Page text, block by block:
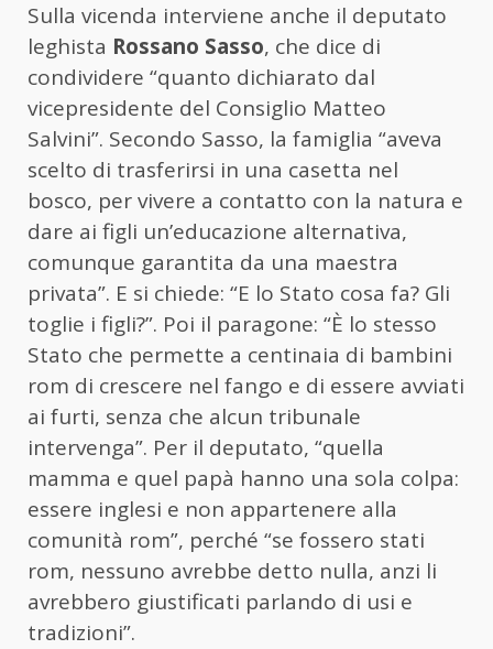
Sulla vicenda interviene anche il deputato
leghista Rossano Sasso, che dice di
condividere “quanto dichiarato dal
vicepresidente del Consiglio Matteo
Salvini”. Secondo Sasso, la famiglia “aveva
scelto di trasferirsi in una casetta nel
bosco, per vivere a contatto con la natura e
dare ai figli un’educazione alternativa,
comunque garantita da una maestra
privata”. E si chiede: “E lo Stato cosa fa? Gli
toglie i figli?”. Poi il paragone: “È lo stesso
Stato che permette a centinaia di bambini
rom di crescere nel fango e di essere avviati
ai furti, senza che alcun tribunale
intervenga”. Per il deputato, “quella
mamma e quel papà hanno una sola colpa:
essere inglesi e non appartenere alla
comunità rom”, perché “se fossero stati
rom, nessuno avrebbe detto nulla, anzi li
avrebbero giustificati parlando di usi e
tradizioni”.